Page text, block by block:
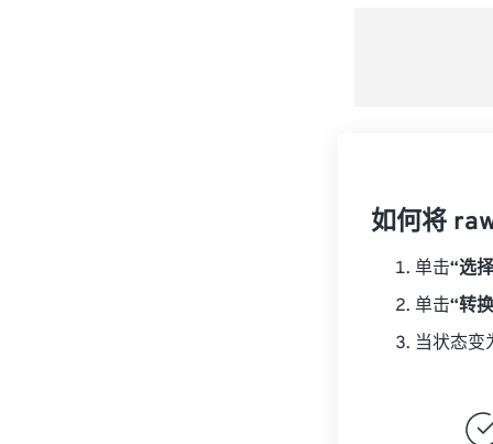
如何将
单击“选
单击“转
当状态变